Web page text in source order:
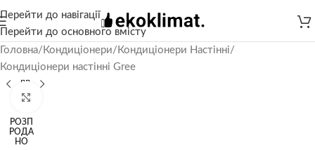
Перейти до навігації
Перейти до основного вмісту
Головна/ Кондиціонери/ Кондиціонери Настінні/
Кондиціонери настінні Gree
РОЗП
РОДА
НО